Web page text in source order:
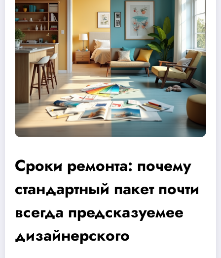
Сроки ремонта: почему
стандартный пакет почти
всегда предсказуемее
дизайнерского